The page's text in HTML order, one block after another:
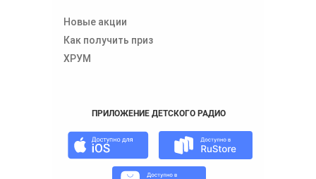
Новые акции
Как получить приз
ХРУМ
ПРИЛОЖЕНИЕ ДЕТСКОГО РАДИО